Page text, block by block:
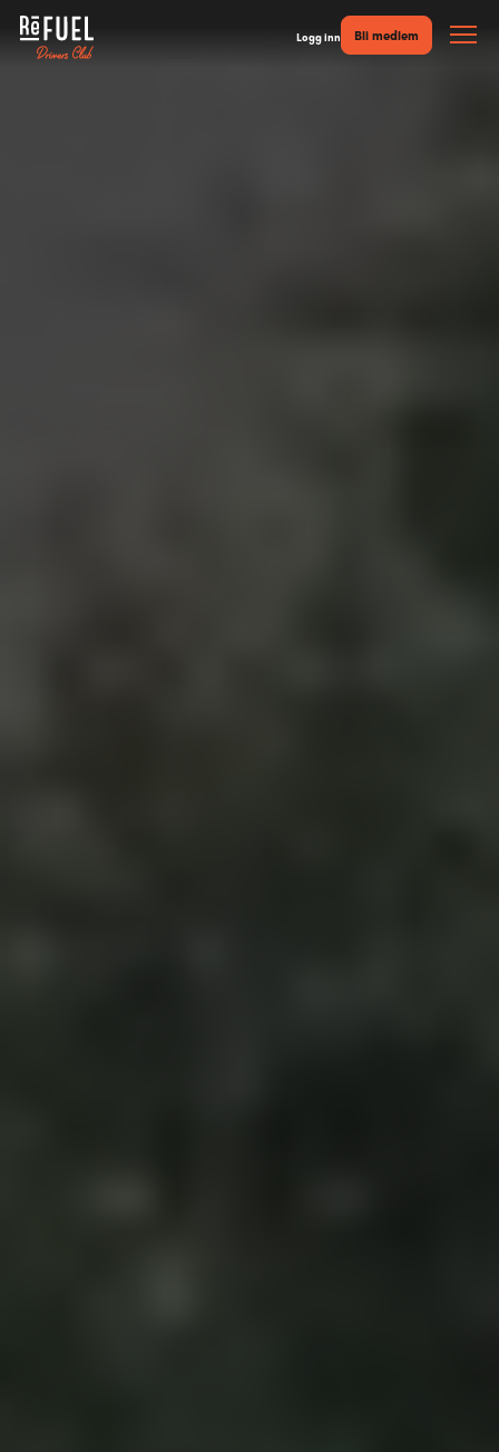
Logg inn Bli medlem